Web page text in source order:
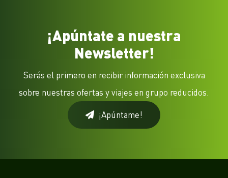
¡Apúntate a nuestra
Newsletter!
Serás el primero en recibir información exclusiva
sobre nuestras ofertas y viajes en grupo reducidos.
¡Apúntame!